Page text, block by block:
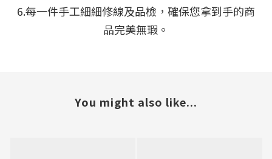
6.每一件手工細細修線及品檢，確保您拿到手的商
品完美無瑕。
You might also like...